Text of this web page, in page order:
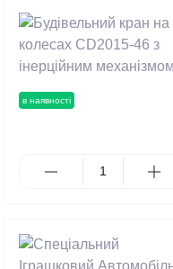
в наявності